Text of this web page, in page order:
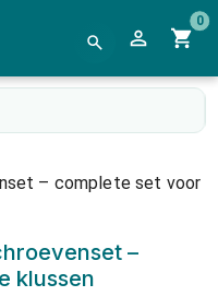
0
– complete set voor
–
klussen